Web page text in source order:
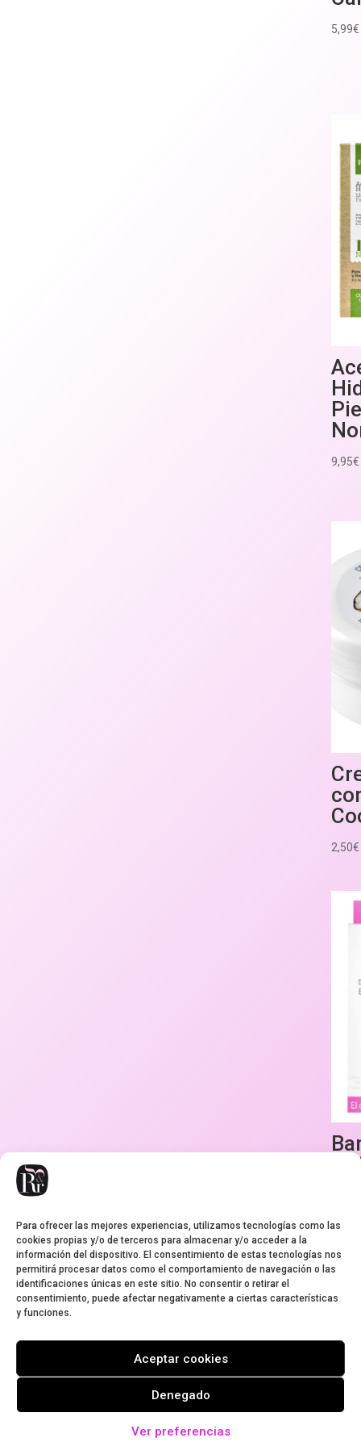
Para ofrecer las mejores experiencias, utilizamos tecnologías como las
cookies propias y/o de terceros para almacenar y/o acceder a la
información del dispositivo. El consentimiento de estas tecnologías nos
permitirá procesar datos como el comportamiento de navegación o las
identificaciones únicas en este sitio. No consentir o retirar el
consentimiento, puede afectar negativamente a ciertas características
y funciones.
Aceptar cookies
Denegado
Ver preferencias
5,99€
9,95€
2,50€
Aviso legal Condiciones de envío
Cookies
Política de privacidad
Pedidos y devoluciones
Condiciones de contratación del envío
Cosmética de Rosas - Rose&rose